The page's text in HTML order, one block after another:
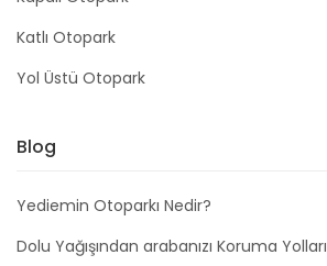
Katlı Otopark
Yol Üstü Otopark
Blog
Yediemin Otoparkı Nedir?
Dolu Yağışından arabanızı Koruma Yolları